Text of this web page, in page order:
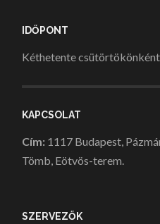
IDŐPONT
Kéthetente
KAPCSOLAT
Cím: 1117 Budapest,
Tömb, Eötvös-terem.
SZERVEZŐK